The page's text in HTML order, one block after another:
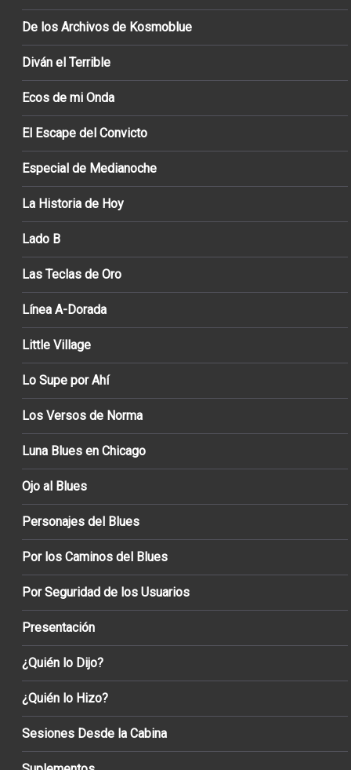
De los Archivos de Kosmoblue
Diván el Terrible
Ecos de mi Onda
El Escape del Convicto
Especial de Medianoche
La Historia de Hoy
Lado B
Las Teclas de Oro
Línea A-Dorada
Little Village
Lo Supe por Ahí
Los Versos de Norma
Luna Blues en Chicago
Ojo al Blues
Personajes del Blues
Por los Caminos del Blues
Por Seguridad de los Usuarios
Presentación
¿Quién lo Dijo?
¿Quién lo Hizo?
Sesiones Desde la Cabina